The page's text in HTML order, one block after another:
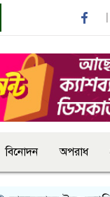
বিনোদন অপরাধ